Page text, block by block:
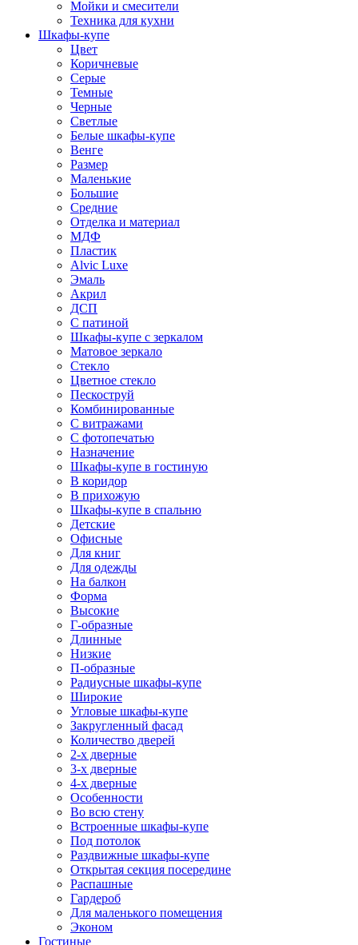
Мойки и смесители
Техника для кухни
Шкафы-купе
Цвет
Коричневые
Серые
Темные
Черные
Светлые
Белые шкафы-купе
Венге
Размер
Маленькие
Большие
Средние
Отделка и материал
МДФ
Пластик
Alvic Luxe
Эмаль
Акрил
ДСП
С патиной
Шкафы-купе с зеркалом
Матовое зеркало
Стекло
Цветное стекло
Пескоструй
Комбинированные
С витражами
С фотопечатью
Назначение
Шкафы-купе в гостиную
В коридор
В прихожую
Шкафы-купе в спальню
Детские
Офисные
Для книг
Для одежды
На балкон
Форма
Высокие
Г-образные
Длинные
Низкие
П-образные
Радиусные шкафы-купе
Широкие
Угловые шкафы-купе
Закругленный фасад
Количество дверей
2-х дверные
3-х дверные
4-х дверные
Особенности
Во всю стену
Встроенные шкафы-купе
Под потолок
Раздвижные шкафы-купе
Открытая секция посередине
Распашные
Гардероб
Для маленького помещения
Эконом
Гостиные